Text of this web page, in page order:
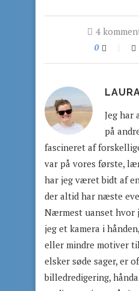
4
0
Jeg
på
fascineret af
var på vores første,
har jeg været bidt af
der altid har næste
Nærmest uanset hvor
jeg et kamera i
eller mindre motiver
elsker søde sager, er
billedredigering,